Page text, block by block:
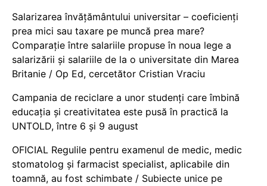
Salarizarea învățământului universitar – coeficienți
prea mici sau taxare pe muncă prea mare?
Comparație între salariile propuse în noua lege a
salarizării și salariile de la o universitate din Marea
Britanie / Op Ed, cercetător Cristian Vraciu
Campania de reciclare a unor studenți care îmbină
educația și creativitatea este pusă în practică la
UNTOLD, între 6 și 9 august
OFICIAL Regulile pentru examenul de medic, medic
stomatolog și farmacist specialist, aplicabile din
toamnă, au fost schimbate / Subiecte unice pe